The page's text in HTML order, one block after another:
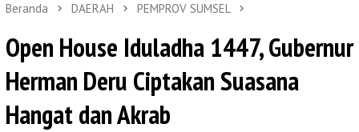
Beranda DAERAH PEMPROV SUMSEL
Open House Iduladha 1447, Gubernur
Herman Deru Ciptakan Suasana
Hangat dan Akrab